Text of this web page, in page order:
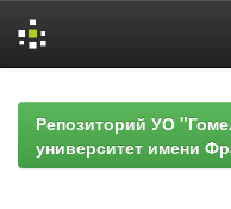
navigationРепозиторий УО
университет имени